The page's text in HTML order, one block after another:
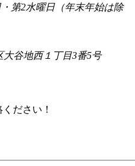
第2水曜日（年末年始は除
大谷地西１丁目3番5号
ださい！